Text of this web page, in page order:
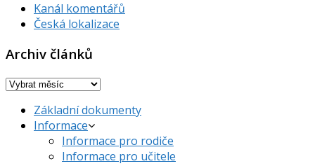
Kanál komentářů
Česká lokalizace
Archiv článků
Archiv
Základní dokumenty
Informace
Informace pro rodiče
Informace pro učitele